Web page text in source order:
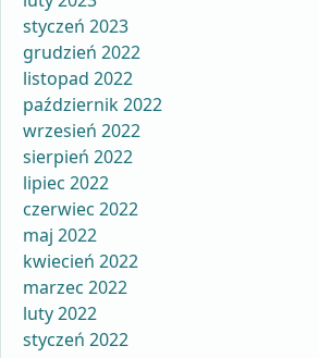
styczeń 2023
grudzień 2022
listopad 2022
październik 2022
wrzesień 2022
sierpień 2022
lipiec 2022
czerwiec 2022
maj 2022
kwiecień 2022
marzec 2022
luty 2022
styczeń 2022